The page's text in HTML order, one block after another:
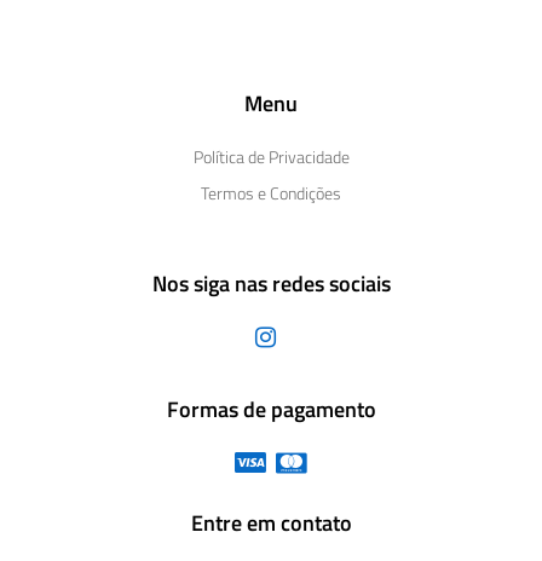
Menu
Política de Privacidade
Termos e Condições
Nos siga nas redes sociais
Formas de pagamento
Entre em contato